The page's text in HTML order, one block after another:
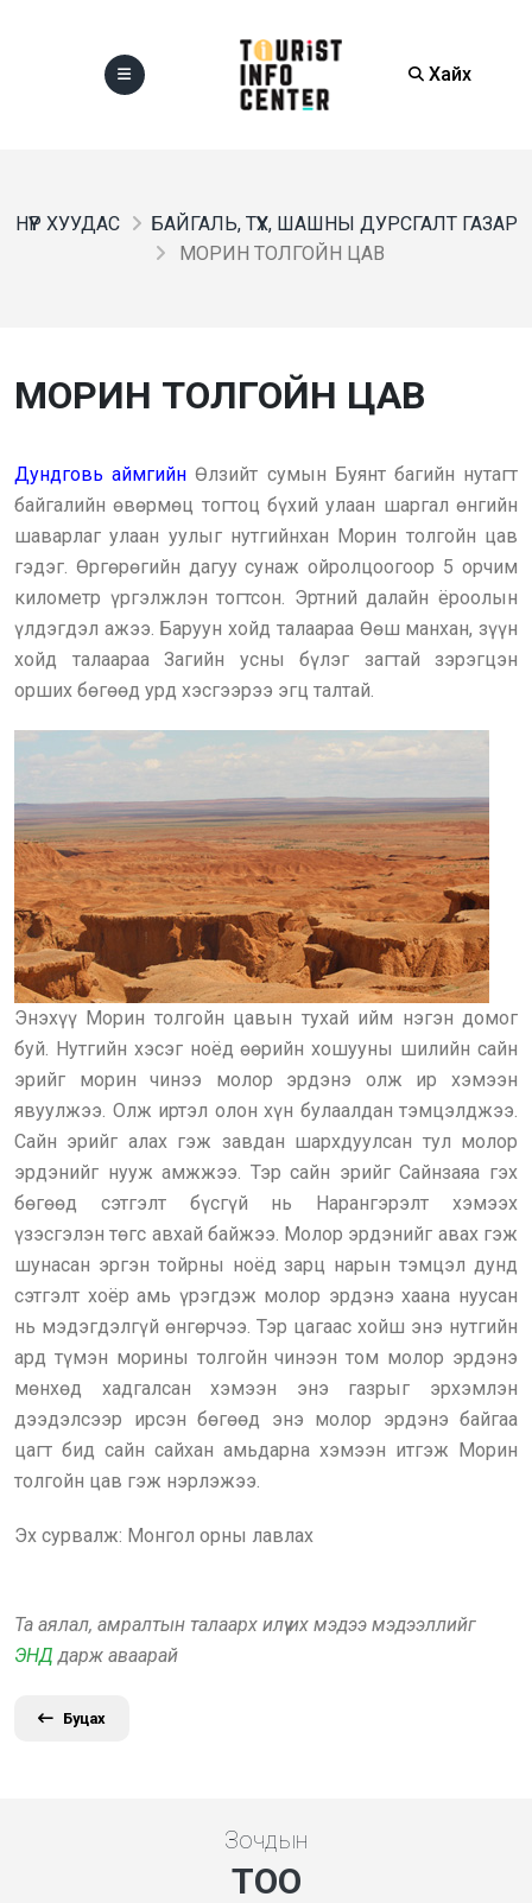
Хайх
НҮҮР ХУУДАС
БАЙГАЛЬ, ТҮҮХ, ШАШНЫ ДУРСГАЛТ ГАЗАР
МОРИН ТОЛГОЙН ЦАВ
МОРИН ТОЛГОЙН ЦАВ
Дундговь аймгийн Өлзийт сумын Буянт багийн нутагт
байгалийн өвөрмөц тогтоц бүхий улаан шаргал өнгийн
шаварлаг улаан уулыг нутгийнхан Морин толгойн цав
гэдэг. Өргөрөгийн дагуу сунаж ойролцоогоор 5 орчим
километр үргэлжлэн тогтсон. Эртний далайн ёроолын
үлдэгдэл ажээ. Баруун хойд талаараа Өөш манхан, зүүн
хойд талаараа Загийн усны бүлэг загтай зэрэгцэн
орших бөгөөд урд хэсгээрээ эгц талтай.
Энэхүү Морин толгойн цавын тухай ийм нэгэн домог
буй. Нутгийн хэсэг ноёд өөрийн хошууны шилийн сайн
эрийг морин чинээ молор эрдэнэ олж ир хэмээн
явуулжээ. Олж иртэл олон хүн булаалдан тэмцэлджээ.
Сайн эрийг алах гэж завдан шархдуулсан тул молор
эрдэнийг нууж амжжээ. Тэр сайн эрийг Сайнзаяа гэх
бөгөөд сэтгэлт бүсгүй нь Нарангэрэлт хэмээх
үзэсгэлэн төгс авхай байжээ. Молор эрдэнийг авах гэж
шунасан эргэн тойрны ноёд зарц нарын тэмцэл дунд
сэтгэлт хоёр амь үрэгдэж молор эрдэнэ хаана нуусан
нь мэдэгдэлгүй өнгөрчээ. Тэр цагаас хойш энэ нутгийн
ард түмэн морины толгойн чинээн том молор эрдэнэ
мөнхөд хадгалсан хэмээн энэ газрыг эрхэмлэн
дээдэлсээр ирсэн бөгөөд энэ молор эрдэнэ байгаа
цагт бид сайн сайхан амьдарна хэмээн итгэж Морин
толгойн цав гэж нэрлэжээ.
Эх сурвалж: Монгол орны лавлах
Та аялал, амралтын талаарх илүү их мэдээ мэдээллийг
ЭНД дарж аваарай
Буцах
Зочдын
ТОО